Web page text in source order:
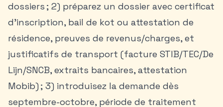
dossiers ; 2) préparez un dossier avec certificat
d’inscription, bail de kot ou attestation de
résidence, preuves de revenus/charges, et
justificatifs de transport (facture STIB/TEC/De
Lijn/SNCB, extraits bancaires, attestation
Mobib) ; 3) introduisez la demande dès
septembre-octobre, période de traitement